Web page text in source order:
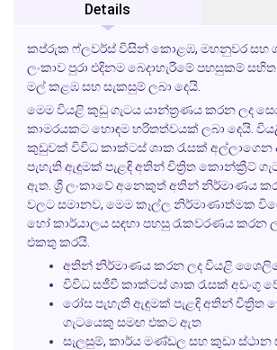
Details
කප්රුක ෆ්ලවර්ස් විසින් කොළඹ, මහනුවර සහ
ලංකාව පුරා එදිනම බෙදාහැරීමේ පහසුකම්
මල් කළඹ සහ සැකසුම් ලබා දෙයි.
මෙම වියළි කුඩු ගැටය යාන්ත්‍රණය කරන ලද
කාමරයකට හොඳම හරිතත්වයක් ලබා දෙයි.
කුඩුවක් විවිධ කාක්ටස් ශාක රැසක්
පැහැති ඇඳුමක් පැළඳි අතින් චිත්‍රිත කොන්ක්‍රීට්
ඇත. ශ්‍රී ලංකාවේ අනෙකුත් අතින් නිර්මාණය
වලට සමානව, මෙම කෑල්ල නිර්මාණාත්මක
හෝ කාර්යාලය සඳහා පහසු රැකවරණය කරන
එකතු කරයි.
අතින් නිර්මාණය කරන ලද වියළි
විවිධ සජීවී කාක්ටස් ශාක රැසක් අඩංගු
රෝස පැහැති ඇඳුමක් පැළඳි අතින් චිත්‍රිත
ගැටයෙකු සමඟ එකට ඇත
සැලසුම්, කාර්ය මණ්ඩල සහ කුඩා ස්ථාන